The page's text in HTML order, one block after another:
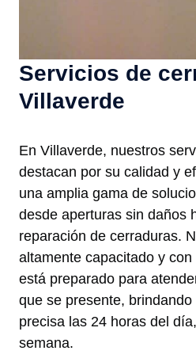
Servicios de
Villaverde
En Villaverde, nuestros
destacan por su calidad y
una amplia gama de
desde aperturas sin daños
reparación de cerraduras.
altamente capacitado y
está preparado para
que se presente,
precisa las 24 horas del
semana.